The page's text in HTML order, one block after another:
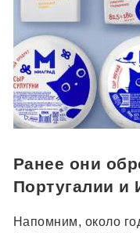
Ранее они
Португалии и
Напомним, около